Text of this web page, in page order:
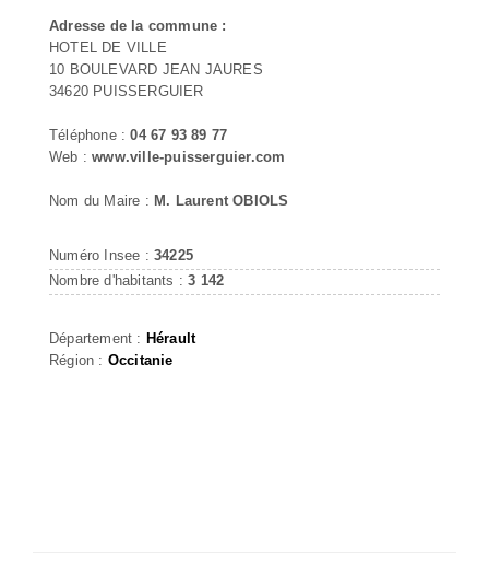
Adresse de la commune :
HOTEL DE VILLE
10 BOULEVARD JEAN JAURES
34620 PUISSERGUIER
Téléphone :04 67 93 89 77
Web :www.ville-puisserguier.com
Nom du Maire : M. Laurent OBIOLS
Numéro Insee : 34225
Nombre d'habitants :3 142
Département : Hérault
Région : Occitanie